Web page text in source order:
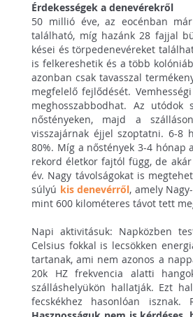
Érdekességek a denevérekről
50 millió éve, az eocénban
található, míg hazánk 28 fajjal
kései és törpedenevéreket
is felkereshetik és a több
azonban csak tavasszal
megfelelő fejlődését.
meghosszabbodhat. Az
nőstényeken, majd a
visszajárnak éjjel szoptatni. 6-8
80%. Míg a nőstények 3-4 hónap
rekord életkor fajtól függ, de
év. Nagy távolságokat is
súlyú kis denevérről, amely
mint 600 kilométeres távot tett
Napi aktivitásuk: Napközben
Celsius fokkal is lecsökken
tartanak, ami nem azonos a
20k HZ frekvencia alatti
szálláshelyükön hallatják. Ezt
fecskékhez hasonlóan